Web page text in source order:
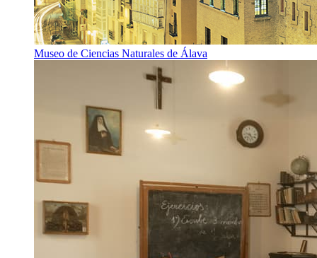
Museo de Ciencias Naturales de Álava